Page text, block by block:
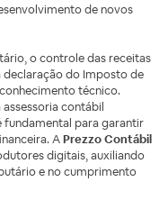
de novos
o controle das receitas
declaração do Imposto de
técnico.
contábil
fundamental para garantir
APrezzo Contábil
digitais, auxiliando
e no cumprimento